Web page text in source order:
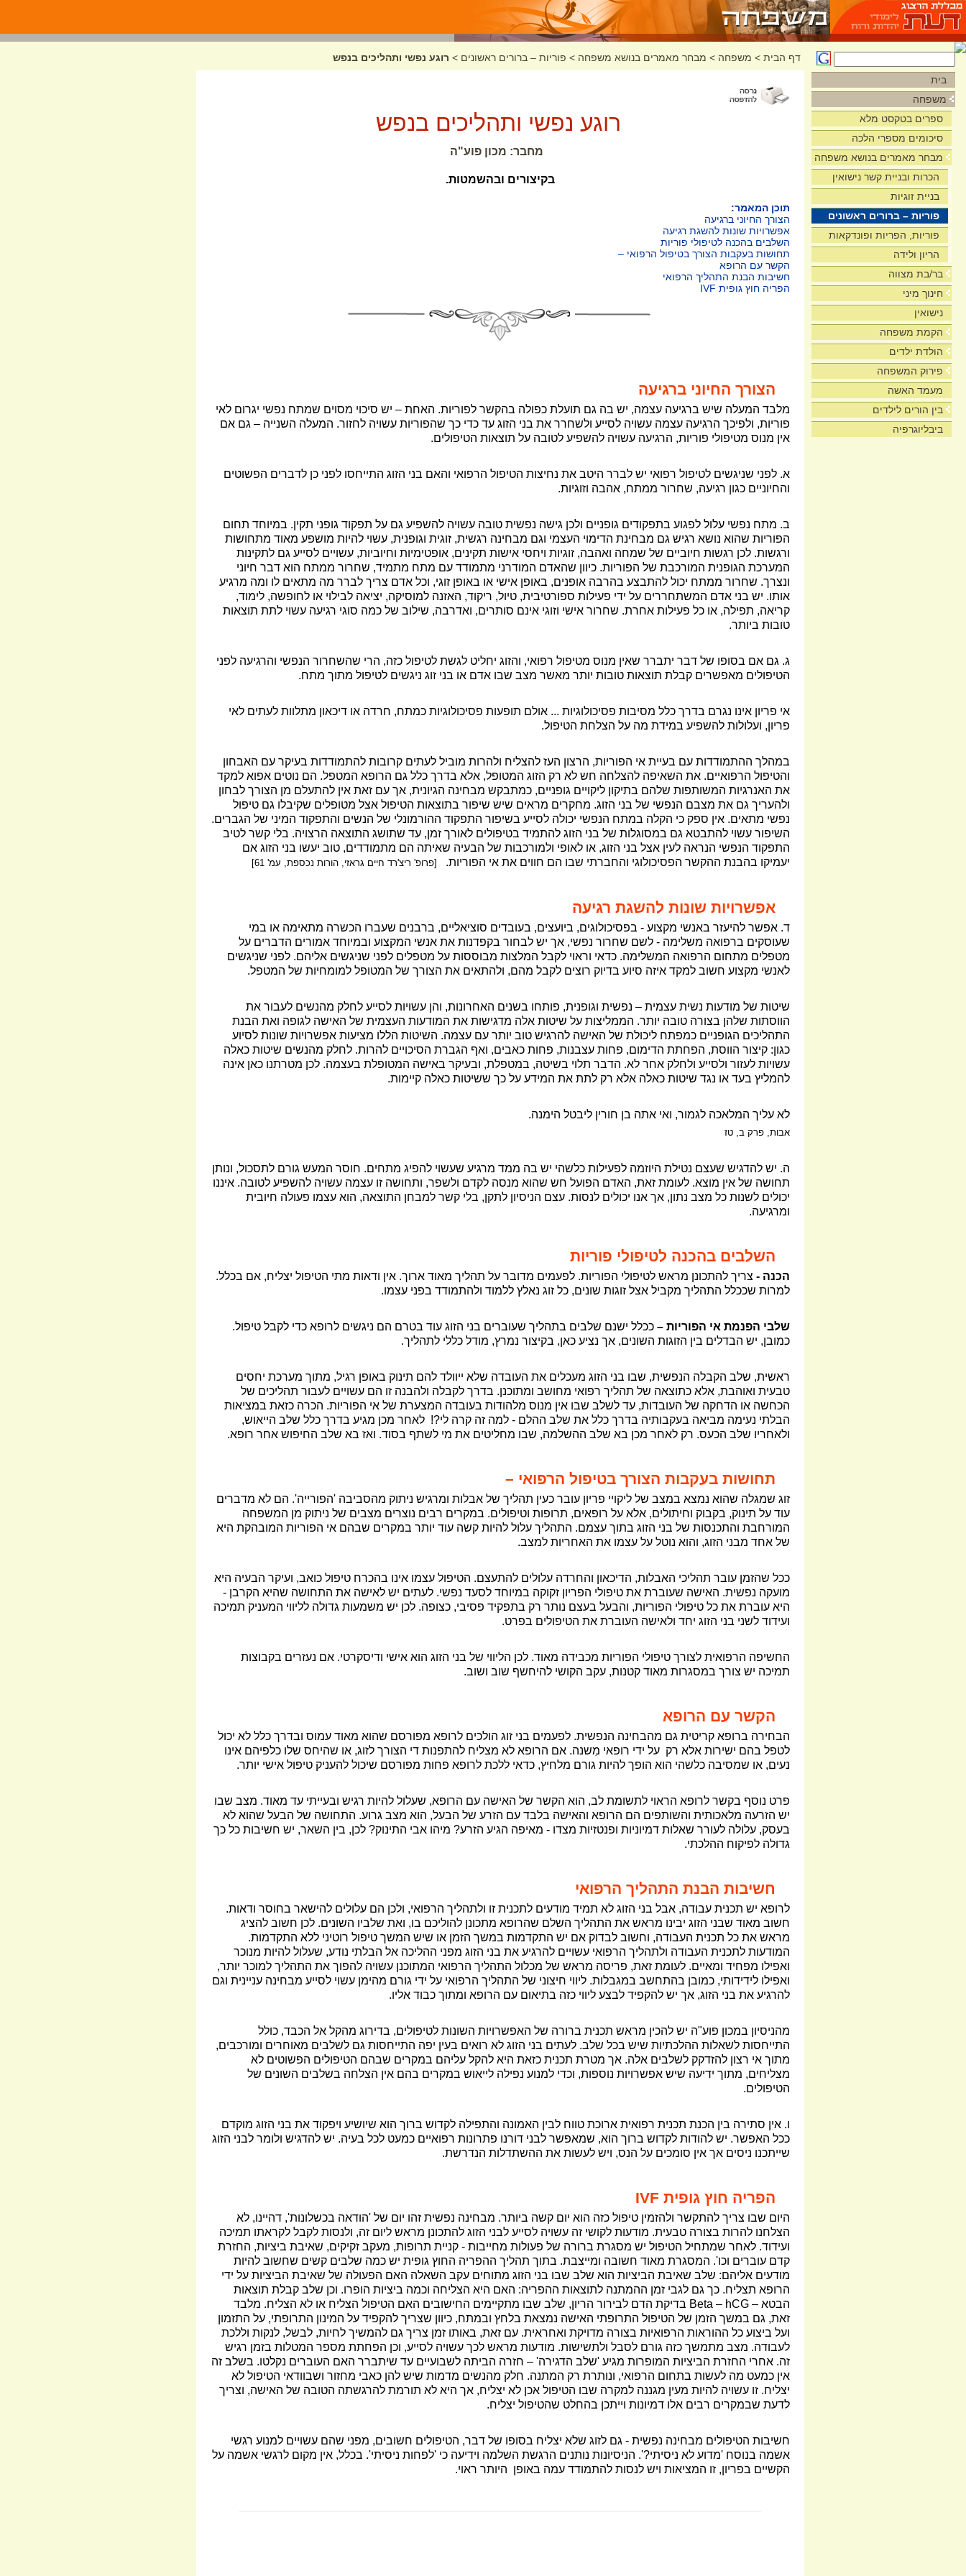
בית
משפחה
ספרים בטקסט מלא
סיכומים מספרי הלכה
מבחר מאמרים בנושא משפחה
הכרות ובניית קשר נישואין
בניית זוגיות
פוריות – ברורים ראשונים
פוריות, הפריות ופונדקאות
הריון ולידה
בר/בת מצווה
חינוך מיני
נישואין
הקמת משפחה
הולדת ילדים
פירוק המשפחה
מעמד האשה
בין הורים לילדים
ביבליוגרפיה
דף הבית > משפחה > מבחר מאמרים בנושא משפחה > פוריות – ברורים ראשונים > רוגע נפשי ותהליכים בנפש
רוגע נפשי ותהליכים בנפש
מחבר: מכון פוע"ה
בקיצורים ובהשמטות.
תוכן המאמר:
הצורך החיוני ברגיעה
אפשרויות שונות להשגת רגיעה
השלבים בהכנה לטיפולי פוריות
תחושות בעקבות הצורך בטיפול הרפואי –
הקשר עם הרופא
חשיבות הבנת התהליך הרפואי
הפריה חוץ גופית IVF
הצורך החיוני ברגיעה
מלבד המעלה שיש ברגיעה עצמה, יש בה גם תועלת כפולה בהקשר לפוריות. האחת – יש סיכוי מסוים שמתח נפשי יגרום לאי
פוריות, ולפיכך הרגיעה עצמה עשויה לסייע ולשחרר את בני הזוג עד כדי כך שהפוריות עשויה לחזור. המעלה השנייה – גם אם
אין מנוס מטיפולי פוריות, הרגיעה עשויה להשפיע לטובה על תוצאות הטיפולים.
א. לפני שניגשים לטיפול רפואי יש לברר היטב את נחיצות הטיפול הרפואי והאם בני הזוג התייחסו לפני כן לדברים הפשוטים
והחיוניים כגון רגיעה, שחרור ממתח, אהבה וזוגיות.
ב. מתח נפשי עלול לפגוע בתפקודים גופניים ולכן גישה נפשית טובה עשויה להשפיע גם על תפקוד גופני תקין. במיוחד תחום
הפוריות שהוא נושא רגיש גם מבחינת הדימוי העצמי וגם מבחינה רגשית, זוגית וגופנית, עשוי להיות מושפע מאוד מתחושות
ורגשות. לכן רגשות חיוביים של שמחה ואהבה, זוגיות ויחסי אישות תקינים, אופטימיות וחיוביות, עשויים לסייע גם לתקינות
המערכת הגופנית המורכבת של הפוריות. כיוון שהאדם המודרני מתמודד עם מתח מתמיד, שחרור ממתח הוא דבר חיוני
ונצרך. שחרור ממתח יכול להתבצע בהרבה אופנים, באופן אישי או באופן זוגי, וכל אדם צריך לברר מה מתאים לו ומה מרגיע
אותו. יש בני אדם המשתחררים על ידי פעילות ספורטיבית, טיול, ריקוד, האזנה למוסיקה, יציאה לבילוי או לחופשה, לימוד,
קריאה, תפילה, או כל פעילות אחרת. שחרור אישי וזוגי אינם סותרים, ואדרבה, שילוב של כמה סוגי רגיעה עשוי לתת תוצאות
טובות ביותר.
ג. גם אם בסופו של דבר יתברר שאין מנוס מטיפול רפואי, והזוג יחליט לגשת לטיפול כזה, הרי שהשחרור הנפשי והרגיעה לפני
הטיפולים מאפשרים קבלת תוצאות טובות יותר מאשר מצב שבו אדם או בני זוג ניגשים לטיפול מתוך מתח.
אי פריון אינו נגרם בדרך כלל מסיבות פסיכולוגיות ... אולם תופעות פסיכולוגיות כמתח, חרדה או דיכאון מתלוות לעתים לאי
פריון, ועלולות להשפיע במידת מה על הצלחת הטיפול.
במהלך ההתמודדות עם בעיית אי הפוריות, הרצון העז להצליח ולהרות מוביל לעתים קרובות להתמודדות בעיקר עם האבחון
והטיפול הרפואיים. את השאיפה להצלחה חש לא רק הזוג המטופל, אלא בדרך כלל גם הרופא המטפל. הם נוטים אפוא למקד
את האנרגיות המשותפות שלהם בתיקון ליקויים גופניים, כמתבקש מבחינה הגיונית, אך עם זאת אין להתעלם מן הצורך לבחון
ולהעריך גם את מצבם הנפשי של בני הזוג. מחקרים מראים שיש שיפור בתוצאות הטיפול אצל מטופלים שקיבלו גם טיפול
נפשי מתאים. אין ספק כי הקלה במתח הנפשי יכולה לסייע בשיפור התפקוד ההורמונלי של הנשים והתפקוד המיני של הגברים.
השיפור עשוי להתבטא גם במסוגלות של בני הזוג להתמיד בטיפולים לאורך זמן, עד שתושג התוצאה הרצויה. בלי קשר לטיב
התפקוד הנפשי הנראה לעין אצל בני הזוג, או לאופי ולמורכבות של הבעיה שאיתה הם מתמודדים, טוב יעשו בני הזוג אם
יעמיקו בהבנת ההקשר הפסיכולוגי והחברתי שבו הם חווים את אי הפוריות.
[פרופ' ריצ'רד חיים גראזי, הורות נכספת, עמ' 61]
אפשרויות שונות להשגת רגיעה
ד. אפשר להיעזר באנשי מקצוע - בפסיכולוגים, ביועצים, בעובדים סוציאליים, ברבנים שעברו הכשרה מתאימה או במי
שעוסקים ברפואה משלימה - לשם שחרור נפשי, אך יש לבחור בקפדנות את אנשי המקצוע ובמיוחד אמורים הדברים על
מטפלים מתחום הרפואה המשלימה. כדאי וראוי לקבל המלצות מבוססות על מטפלים לפני שניגשים אליהם. לפני שניגשים
לאנשי מקצוע חשוב למקד איזה סיוע בדיוק רוצים לקבל מהם, ולהתאים את הצורך של המטופל למומחיות של המטפל.
שיטות של מודעות נשית עצמית – נפשית וגופנית, פותחו בשנים האחרונות, והן עשויות לסייע לחלק מהנשים לעבור את
הווסתות שלהן בצורה טובה יותר. הממליצות על שיטות אלה מדגישות את המודעות העצמית של האישה לגופה ואת הבנת
התהליכים הגופניים כמפתח ליכולת של האישה להרגיש טוב יותר עם עצמה. השיטות הללו מציעות אפשרויות שונות לסיוע
כגון: קיצור הווסת, הפחתת הדימום, פחות עצבנות, פחות כאבים, ואף הגברת הסיכויים להרות. לחלק מהנשים שיטות כאלה
עשויות לעזור ולסייע ולחלק אחר לא. הדבר תלוי בשיטה, במטפלת, ובעיקר באישה המטופלת בעצמה. לכן מטרתנו כאן אינה
להמליץ בעד או נגד שיטות כאלה אלא רק לתת את המידע על כך ששיטות כאלה קיימות.
לא עליך המלאכה לגמור, ואי אתה בן חורין ליבטל הימנה.
אבות, פרק ב, טז
ה. יש להדגיש שעצם נטילת היוזמה לפעילות כלשהי יש בה ממד מרגיע שעשוי להפיג מתחים. חוסר המעש גורם לתסכול, ונותן
תחושה של אין מוצא. לעומת זאת, האדם הפועל חש שהוא מנסה לקדם ולשפר, ותחושה זו עצמה עשויה להשפיע לטובה. איננו
יכולים לשנות כל מצב נתון, אך אנו יכולים לנסות. עצם הניסיון לתקן, בלי קשר למבחן התוצאה, הוא עצמו פעולה חיובית
ומרגיעה.
השלבים בהכנה לטיפולי פוריות
הכנה - צריך להתכונן מראש לטיפולי הפוריות. לפעמים מדובר על תהליך מאוד ארוך. אין ודאות מתי הטיפול יצליח, אם בכלל.
למרות שככלל התהליך מקביל אצל זוגות שונים, כל זוג נאלץ ללמוד ולהתמודד בפני עצמו.
שלבי הפנמת אי הפוריות – ככלל ישנם שלבים בתהליך שעוברים בני הזוג עוד בטרם הם ניגשים לרופא כדי לקבל טיפול.
כמובן, יש הבדלים בין הזוגות השונים, אך נציע כאן, בקיצור נמרץ, מודל כללי לתהליך.
ראשית, שלב הקבלה הנפשית, שבו בני הזוג מעכלים את העובדה שלא ייוולד להם תינוק באופן רגיל, מתוך מערכת יחסים
טבעית ואוהבת, אלא כתוצאה של תהליך רפואי מחושב ומתוכנן. בדרך לקבלה ולהבנה זו הם עשויים לעבור תהליכים של
הכחשה או הדחקה של העובדות, עד לשלב שבו אין מנוס מלהודות בעובדה המצערת של אי הפוריות. הכרה כזאת במציאות
הבלתי נעימה מביאה בעקבותיה בדרך כלל את שלב ההלם - למה זה קרה לי?! לאחר מכן מגיע בדרך כלל שלב הייאוש,
ולאחריו שלב הכעס. רק לאחר מכן בא שלב ההשלמה, שבו מחליטים את מי לשתף בסוד. ואז בא שלב החיפוש אחר רופא.
תחושות בעקבות הצורך בטיפול הרפואי –
זוג שמגלה שהוא נמצא במצב של ליקויי פריון עובר כעין תהליך של אבלות ומרגיש ניתוק מהסביבה 'הפורייה'. הם לא מדברים
עוד על תינוק, בקבוק וחיתולים, אלא על רופאים, תרופות וטיפולים. במקרים רבים נוצרים מצבים של ניתוק מן המשפחה
המורחבת והתכנסות של בני הזוג בתוך עצמם. התהליך עלול להיות קשה עוד יותר במקרים שבהם אי הפוריות המובהקת היא
של אחד מבני הזוג, והוא נוטל על עצמו את האחריות למצב.
ככל שהזמן עובר תהליכי האבלות, הדיכאון והחרדה עלולים להתעצם. הטיפול עצמו אינו בהכרח טיפול כואב, ועיקר הבעיה היא
מועקה נפשית. האישה שעוברת את טיפולי הפריון זקוקה במיוחד לסעד נפשי. לעתים יש לאישה את התחושה שהיא הקרבן -
היא עוברת את כל טיפולי הפוריות, והבעל בעצם נותר רק בתפקיד פסיבי, כצופה. לכן יש משמעות גדולה לליווי המעניק תמיכה
ועידוד לשני בני הזוג יחד ולאישה העוברת את הטיפולים בפרט.
החשיפה הרפואית לצורך טיפולי הפוריות מכבידה מאוד. לכן הליווי של בני הזוג הוא אישי ודיסקרטי. אם נעזרים בקבוצות
תמיכה יש צורך במסגרות מאוד קטנות, עקב הקושי להיחשף שוב ושוב.
הקשר עם הרופא
הבחירה ברופא קריטית גם מהבחינה הנפשית. לפעמים בני זוג הולכים לרופא מפורסם שהוא מאוד עמוס ובדרך כלל לא יכול
לטפל בהם ישירות אלא רק על ידי רופאי מִשנה. אם הרופא לא מצליח להתפנות די הצורך לזוג, או שהיחס שלו כלפיהם אינו
נעים, או שמסיבה כלשהי הוא הופך להיות גורם מלחיץ, כדאי ללכת לרופא פחות מפורסם שיכול להעניק טיפול אישי יותר.
פרט נוסף בקשר לרופא הראוי לתשומת לב, הוא הקשר של האישה עם הרופא, שעלול להיות רגיש ובעייתי עד מאוד. מצב שבו
יש הזרעה מלאכותית והשותפים הם הרופא והאישה בלבד עם הזרע של הבעל, הוא מצב גרוע. התחושה של הבעל שהוא לא
בעסק, עלולה לעורר שאלות דמיוניות ופנטזיות מצדו - מאיפה הגיע הזרע? מיהו אבי התינוק? לכן, בין השאר, יש חשיבות כל כך
גדולה לפיקוח ההלכתי.
חשיבות הבנת התהליך הרפואי
לרופא יש תכנית עבודה, אבל בני הזוג לא תמיד מודעים לתכנית זו ולתהליך הרפואי, ולכן הם עלולים להישאר בחוסר ודאות.
חשוב מאוד שבני הזוג יבינו מראש את התהליך השלם שהרופא מתכונן להוליכם בו, ואת שלביו השונים. לכן חשוב להציג
מראש את כל תכנית העבודה, וחשוב לבדוק אם יש התקדמות במשך הזמן או שיש המשך טיפול רוטיני ללא התקדמות.
המודעות לתכנית העבודה ולתהליך הרפואי עשויים להרגיע את בני הזוג מפני ההליכה אל הבלתי נודע, שעלול להיות מנוכר
ואפילו מפחיד ומאיים. לעומת זאת, פריסה מראש של מכלול התהליך הרפואי המתוכנן עשויה להפוך את התהליך למוכר יותר,
ואפילו לידידותי, כמובן בהתחשב במגבלות. ליווי חיצוני של התהליך הרפואי על ידי גורם מהימן עשוי לסייע מבחינה עניינית וגם
להרגיע את בני הזוג, אך יש להקפיד לבצע ליווי כזה בתיאום עם הרופא ומתוך כבוד אליו.
מהניסיון במכון פוע"ה יש להכין מראש תכנית ברורה של האפשרויות השונות לטיפולים, בדירוג מהקל אל הכבד, כולל
התייחסות לשאלות ההלכתיות שיש בכל שלב. לעתים בני הזוג לא רואים בעין יפה התייחסות גם לשלבים מאוחרים ומורכבים,
מתוך אי רצון להזדקק לשלבים אלה. אך מטרת תכנית כזאת היא להקל עליהם במקרים שבהם הטיפולים הפשוטים לא
מצליחים, מתוך ידיעה שיש אפשרויות נוספות, וכדי למנוע נפילה לייאוש במקרים בהם אין הצלחה בשלבים השונים של
הטיפולים.
ו. אין סתירה בין הכנת תכנית רפואית ארוכת טווח לבין האמונה והתפילה לקדוש ברוך הוא שיושיע ויפקוד את בני הזוג מוקדם
ככל האפשר. יש להודות לקדוש ברוך הוא, שמאפשר לבני דורנו פתרונות רפואיים כמעט לכל בעיה. יש להדגיש ולומר לבני הזוג
שייתכנו ניסים אך אין סומכים על הנס, ויש לעשות את ההשתדלות הנדרשת.
הפריה חוץ גופית IVF
היום שבו צריך להתקשר ולהזמין טיפול כזה הוא יום קשה ביותר. מבחינה נפשית זהו יום של 'הודאה בכשלונות', דהיינו, לא
הצלחנו להרות בצורה טבעית. מודעוּת לקושי זה עשויה לסייע לבני הזוג להתכונן מראש ליום זה, ולנסות לקבל לקראתו תמיכה
ועידוד. לאחר שמתחיל הטיפול יש מסגרת ברורה של פעולות מחייבות - קניית תרופות, מעקב זקיקים, שאיבת ביציות, החזרת
קדם עוברים וכו'. המסגרת מאוד חשובה ומייצבת. בתוך תהליך ההפריה החוץ גופית יש כמה שלבים קשים שחשוב להיות
מודעים אליהם: שלב שאיבת הביציות הוא שלב שבו בני הזוג מתוחים עקב השאלה האם הפעולה של שאיבת הביציות על ידי
הרופא תצליח. כך גם לגבי זמן ההמתנה לתוצאות ההפריה: האם היא הצליחה וכמה ביציות הופרו. וכן שלב קבלת תוצאות
הבטא Beta – hCG – בדיקת הדם לבירור הריון, שלב שבו מתקיימים החישובים האם הטיפול הצליח או לא הצליח. מלבד
זאת, גם במשך הזמן של הטיפול התרופתי האישה נמצאת בלחץ ובמתח, כיוון שצריך להקפיד על המינון התרופתי, על התזמון
ועל ביצוע כל ההוראות הרפואיות בצורה מדויקת ואחראית. עם זאת, באותו זמן צריך גם להמשיך לחיות, לבשל, לנקות וללכת
לעבודה. מצב מתמשך כזה גורם לסבל ולתשישות. מודעות מראש לכך עשויה לסייע, וכן הפחתת מספר המטלות בזמן רגיש
זה. אחרי החזרת הביציות המופרות מגיע 'שלב הדגירה' – חזרה הביתה לשבועיים עד שיתברר האם העוברים נקלטו. בשלב זה
אין כמעט מה לעשות בתחום הרפואי, ונותרת רק המתנה. חלק מהנשים מדמות שיש להן כאבי מחזור ושבוודאי הטיפול לא
יצליח. זו עשויה להיות מעין מגננה למקרה שבו הטיפול אכן לא יצליח, אך היא לא תורמת להרגשתה הטובה של האישה, וצריך
לדעת שבמקרים רבים אלו דמיונות וייתכן בהחלט שהטיפול יצליח.
חשיבות הטיפולים מבחינה נפשית - גם לזוג שלא יצליח בסופו של דבר, הטיפולים חשובים, מפני שהם עשויים למנוע רגשי
אשמה בנוסח 'מדוע לא ניסיתי?'. הניסיונות נותנים הרגשת השלמה וידיעה כי 'לפחות ניסיתי'. בכלל, אין מקום לרגשי אשמה על
הקשיים בפריון, זו המציאות ויש לנסות להתמודד עמה באופן היותר ראוי.